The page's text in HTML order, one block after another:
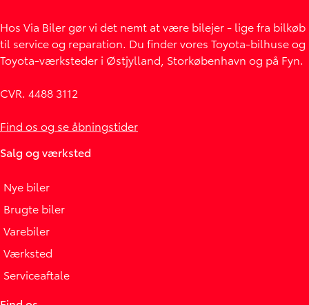
Hos Via Biler gør vi det nemt at være bilejer - lige fra bilkøb
til service og reparation. Du finder vores Toyota-bilhuse og
Toyota-værksteder i Østjylland, Storkøbenhavn og på Fyn.
CVR. 4488 3112
Find os og se åbningstider
Salg og værksted
Nye biler
Brugte biler
Varebiler
Værksted
Serviceaftale